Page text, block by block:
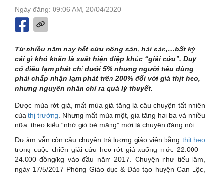
Ngày đăng: 09:06 AM, 20/04/2020
Từ nhiều năm nay hết cứu nông sản, hải sản,…bất kỳ
cái gì khó khăn là xuất hiện điệp khúc “giải cứu”. Duy
có điều lạm phát chỉ dưới 5% nhưng người tiêu dùng
phải chấp nhận lạm phát trên 200% đối với giá thịt heo,
nhưng nguyên nhân chỉ ra quá lý thuyết.
Được mùa rớt giá, mất mùa giá tăng là câu chuyện tất nhiên
của thị trường . Nhưng mất mùa một, giá tăng hai ba và nhiều
nữa, theo kiểu “nhờ gió bẻ măng” mới là chuyện đáng nói.
Dư âm vẫn còn câu chuyện trả lương giáo viên bằng thịt heo
trong cuộc chiến giải cứu heo rớt giá xuống mức 22.000 –
24.000 đồng/kg vào đầu năm 2017. Chuyện như tiếu lâm,
ngày 17/5/2017 Phòng Giáo dục & Đào tạo huyện Can Lộc,